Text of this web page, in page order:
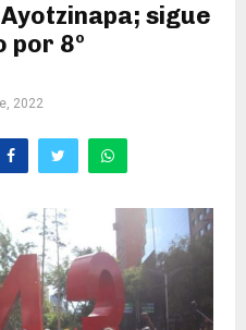
sigue
por 8º
2022